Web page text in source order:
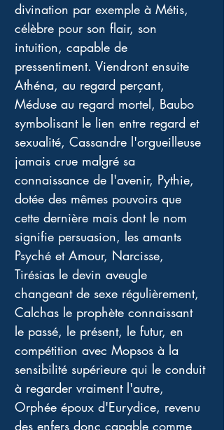
divination par exemple à Métis,
célèbre pour son flair, son
intuition, capable de
pressentiment. Viendront ensuite
Athéna, au regard perçant,
Méduse au regard mortel, Baubo
symbolisant le lien entre regard et
sexualité, Cassandre l'orgueilleuse
jamais crue malgré sa
connaissance de l'avenir, Pythie,
dotée des mêmes pouvoirs que
cette dernière mais dont le nom
signifie persuasion, les amants
Psyché et Amour, Narcisse,
Tirésias le devin aveugle
changeant de sexe régulièrement,
Calchas le prophète connaissant
le passé, le présent, le futur, en
compétition avec Mopsos à la
sensibilité supérieure qui le conduit
à regarder vraiment l'autre,
Orphée époux d'Eurydice, revenu
des enfers donc capable comme